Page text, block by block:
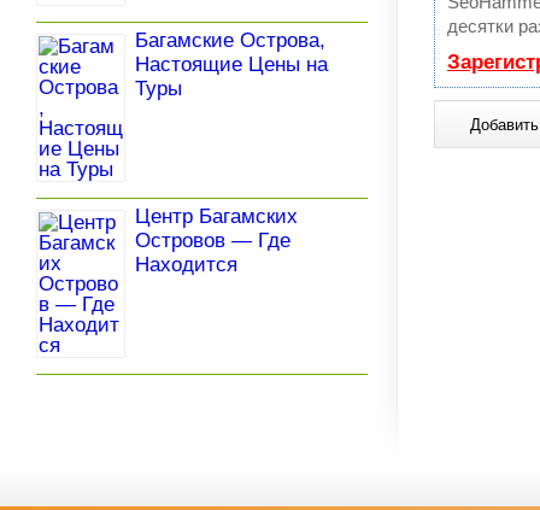
десятки
Багамские Острова,
Настоящие Цены на
Туры
Центр Багамских
Островов — Где
Находится